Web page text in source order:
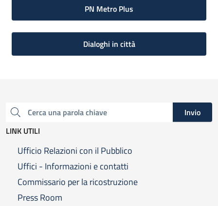
PN Metro Plus
Dialoghi in città
Cerca una parola chiave
Invio
LINK UTILI
Ufficio Relazioni con il Pubblico
Uffici - Informazioni e contatti
Commissario per la ricostruzione
Press Room